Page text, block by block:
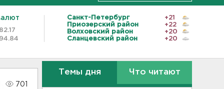
Санкт-Петербург
+21
Приозерский район
+22
Волховский район
+20
Сланцевский район
+20
701
Темы дня Что читают